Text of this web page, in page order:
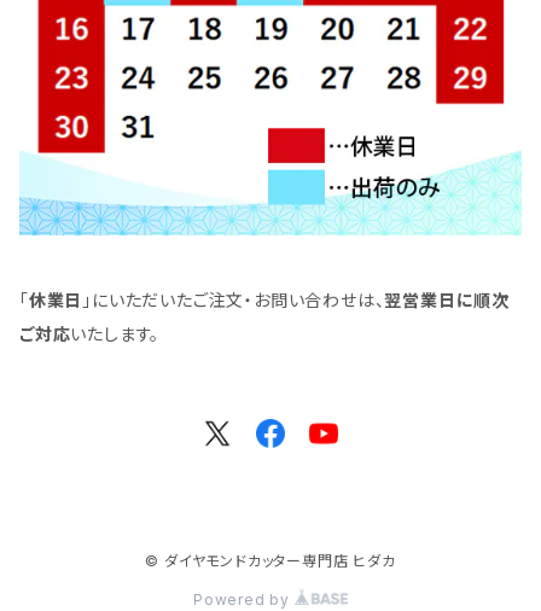
「休業日 」にいただいたご注文・お問い合わせは、翌営業日に順次
ご対応いたします。
© ダイヤモンドカッター専門店 ヒダカ
Powered by